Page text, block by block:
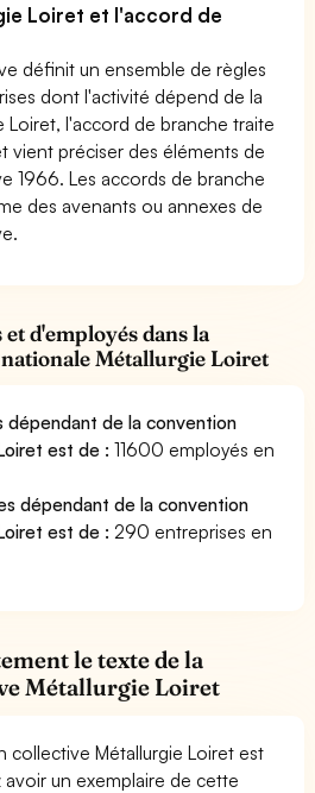
Loiret et l'accord de
définit un ensemble de règles
dont l'activité dépend de la
l'accord de branche traite
vient préciser des éléments de
1966. Les accords de branche
des avenants ou annexes de
d'employés dans la
Métallurgie Loiret
dépendant de la convention
est de :11600 employés en
dépendant de la convention
est de : 290 entreprises en
le texte de la
Métallurgie Loiret
collective Métallurgie Loiret est
avoir un exemplaire de cette